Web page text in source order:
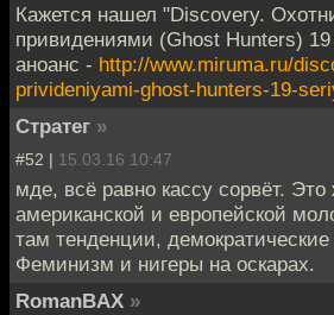
Кажется нашел "Discovery.
привидениями (Ghost Hunters)
аноанс - http://www.miruma.ru/
privideniyami-ghost-hunters-19-
Стратег »
#52 | 15.03.16 10:47
мде, всё равно кассу сорвёт.
американской и европейской
там тенденции,
Феминизм и нигеры на оскарах.
RomanBAX »